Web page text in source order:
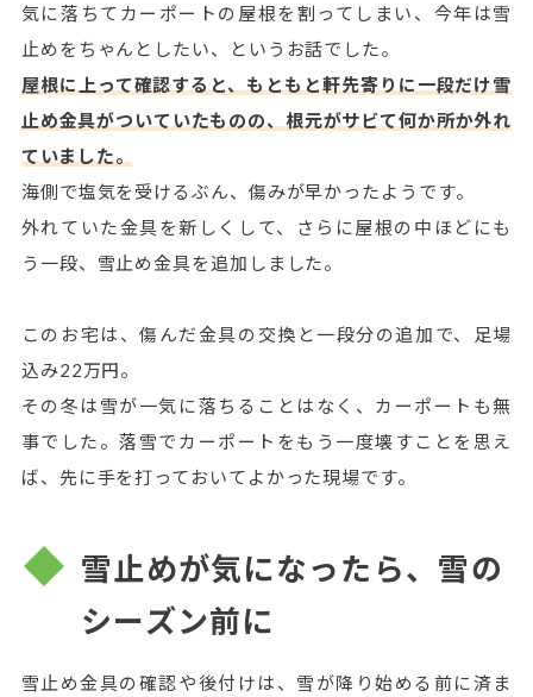
気に落ちてカーポートの屋根を割ってしまい、今年は雪
止めをちゃんとしたい、というお話でした。
屋根に上って確認すると、もともと軒先寄りに一段だけ雪
止め金具がついていたものの、根元がサビて何か所か外れ
ていました。
海側で塩気を受けるぶん、傷みが早かったようです。
外れていた金具を新しくして、さらに屋根の中ほどにも
う一段、雪止め金具を追加しました。
このお宅は、傷んだ金具の交換と一段分の追加で、足場
込み22万円。
その冬は雪が一気に落ちることはなく、カーポートも無
事でした。落雪でカーポートをもう一度壊すことを思え
ば、先に手を打っておいてよかった現場です。
雪止めが気になったら、雪の
シーズン前に
雪止め金具の確認や後付けは、雪が降り始める前に済ま